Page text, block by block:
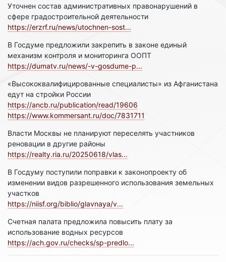
Уточнен состав административных правонарушений в
сфере градостроительной деятельности
https://erzrf.ru/news/utochnen-sost...
В Госдуме предложили закрепить в законе единый
механизм контроля и мониторинга ООПТ
https://dumatv.ru/news/-v-gosdume-p...
«Высококвалифицированные специалисты» из Афганистана
едут на стройки России
https://ancb.ru/publication/read/19606
https://www.kommersant.ru/doc/7831711
Власти Москвы не планируют переселять участников
реновации в другие районы
https://realty.ria.ru/20250618/vlas...
В Госдуму поступили поправки к законопроекту об
изменении видов разрешенного использования земельных
участков
https://niisf.org/biblio/glavnaya/v...
Счетная палата предложила повысить плату за
использование водных ресурсов
https://ach.gov.ru/checks/sp-predlo...